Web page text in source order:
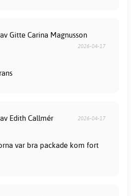
Gitte Carina Magnusson
2026-04-17
Edith Callmér 2026-04-17
var bra packade kom fort